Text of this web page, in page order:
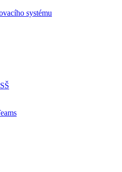
systému